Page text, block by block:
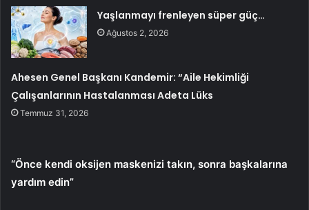
Yaşlanmayı frenleyen süper güç…
Ağustos 2, 2026
Ahesen Genel Başkanı Kandemir: “Aile Hekimliği
Çalışanlarının Hastalanması Adeta Lüks
Temmuz 31, 2026
“Önce kendi oksijen maskenizi takın, sonra başkalarına
yardım edin”